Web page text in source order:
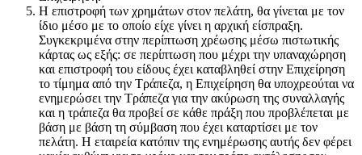
Η επιστροφή των χρημάτων στον πελάτη, θα γίνεται με τον
ίδιο μέσο με το οποίο είχε γίνει η αρχική είσπραξη.
Συγκεκριμένα στην περίπτωση χρέωσης μέσω πιστωτικής
κάρτας ως εξής: σε περίπτωση που μέχρι την υπαναχώρηση
και επιστροφή του είδους έχει καταβληθεί στην Επιχείρηση
το τίμημα από την Τράπεζα, η Επιχείρηση θα υποχρεούται να
ενημερώσει την Τράπεζα για την ακύρωση της συναλλαγής
και η τράπεζα θα προβεί σε κάθε πράξη που προβλέπεται με
βάση με βάση τη σύμβαση που έχει καταρτίσει με τον
πελάτη. Η εταιρεία κατόπιν της ενημέρωσης αυτής δεν φέρει